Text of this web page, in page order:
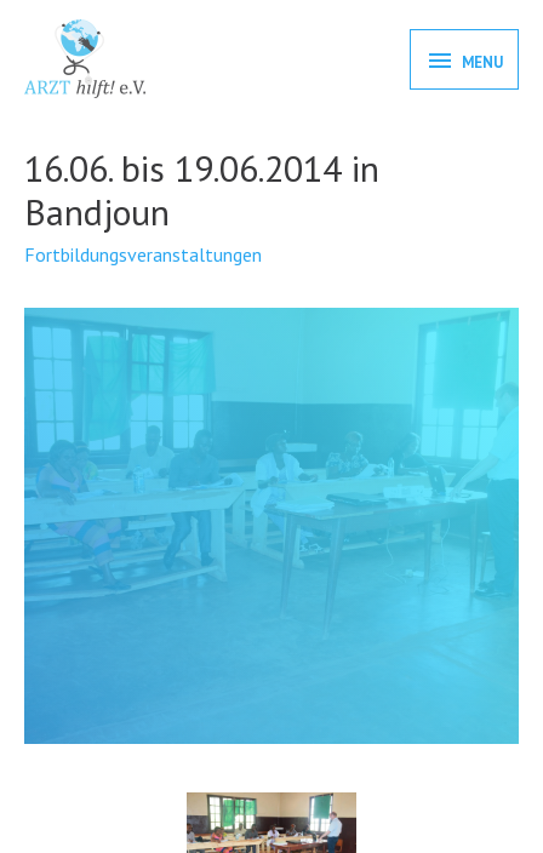
MENU
16.06. bis 19.06.2014 in
Bandjoun
Fortbildungsveranstaltungen